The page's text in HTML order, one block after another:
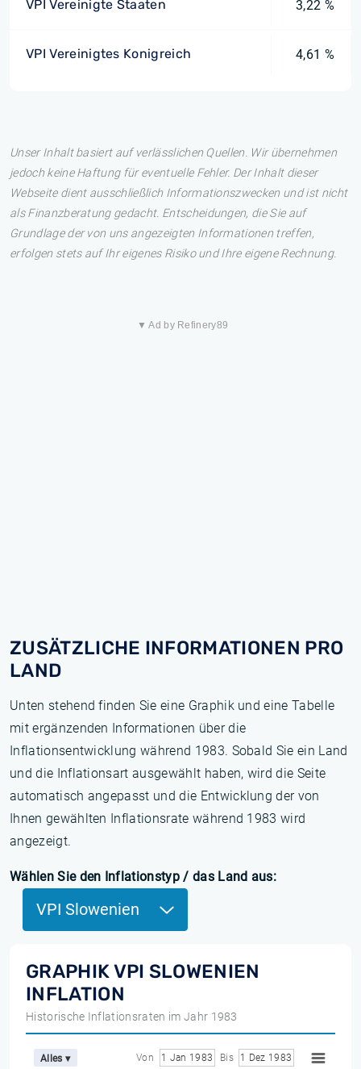
VPI Vereinigte Staaten 3,22 %
VPI Vereinigtes Konigreich 4,61 %
Unser Inhalt basiert auf verlässlichen Quellen. Wir übernehmen
jedoch keine Haftung für eventuelle Fehler. Der Inhalt dieser
Webseite dient ausschließlich Informationszwecken und ist nicht
als Finanzberatung gedacht. Entscheidungen, die Sie auf
Grundlage der von uns angezeigten Informationen treffen,
erfolgen stets auf Ihr eigenes Risiko und Ihre eigene Rechnung.
▼ Ad by Refinery89
ZUSÄTZLICHE INFORMATIONEN PRO
LAND
Unten stehend finden Sie eine Graphik und eine Tabelle
mit ergänzenden Informationen über die
Inflationsentwicklung während 1983. Sobald Sie ein Land
und die Inflationsart ausgewählt haben, wird die Seite
automatisch angepasst und die Entwicklung der von
Ihnen gewählten Inflationsrate während 1983 wird
angezeigt.
Wählen Sie den Inflationstyp / das Land aus:
VPI Slowenien
GRAPHIK VPI SLOWENIEN
INFLATION
Historische Inflationsraten im Jahr 1983
Alles ▾ Von 1 Jan 1983 Bis 1 Dez 1983